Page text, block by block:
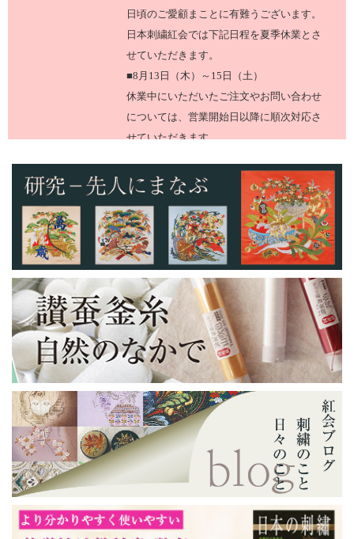
日頃のご愛顧まことに有難うございます。
日本刺繍紅会では下記日程を夏季休業とさ
せていただきます。
■8月13日（木）～15日（土）
休業中にいただいたご注文やお問い合わせ
については、営業開始日以降に順次対応さ
せていただきます。
2025年12月18日
日頃のご愛顧まことに有難うございます。
日本刺繍紅会では下記日程を年末年始の休
業とさせていただきます。
■2025年12月27日（土）～2026年1月4日
（日）
休業中にいただいたご注文やお問い合わせ
については、営業開始日以降に順次対応さ
せていただきます。
どうぞよろしくお願いいたします。
2025年7月31日
日頃のご愛顧まことに有難うございます。
日本刺繍紅会では下記日程を夏季休業とさ
せていただきます。
■8月13日（水）～15日（金）
休業中にいただいたご注文やお問い合わせ
については、営業開始日以降に順次対応さ
せていただきます。
どうぞよろしくお願いいたします。